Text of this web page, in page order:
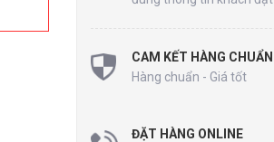
CAM KẾT HÀNG CHUẨN
Hàng chuẩn - Giá tốt
ĐẶT HÀNG ONLINE